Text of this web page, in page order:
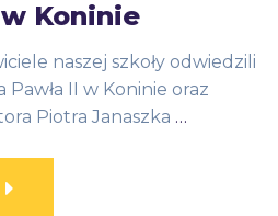
w Koninie
naszej szkoły odwiedzili
Pawła II w Koninie oraz
Piotra Janaszka …